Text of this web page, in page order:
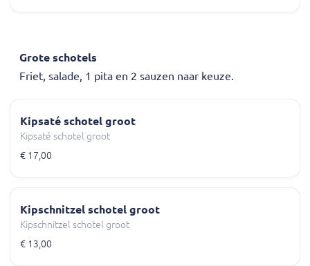
Grote schotels
Friet, salade, 1 pita en 2 sauzen naar keuze.
Kipsaté schotel groot
Kipsaté schotel groot
€ 17,00
Kipschnitzel schotel groot
Kipschnitzel schotel groot
€ 13,00